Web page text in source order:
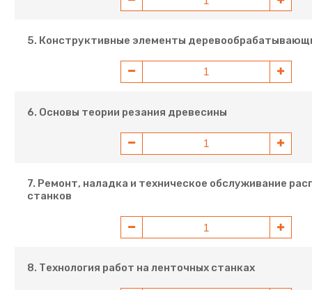
5. Конструктивные элементы
6. Основы теории резания древесины
7. Ремонт, наладка и техническое обслуживание
станков
8. Технология работ на ленточных станках